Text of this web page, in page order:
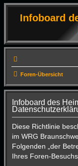
Infoboard
Foren-Übersicht
Infoboard des
Diese Richtlinie
im WRG
Folgenden „der
Ihres Foren-